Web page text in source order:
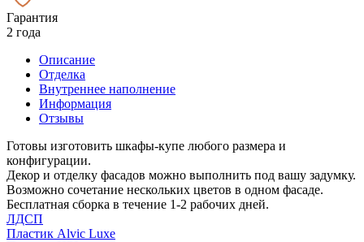
Гарантия
2 года
Описание
Отделка
Внутреннее наполнение
Информация
Отзывы
Готовы изготовить шкафы-купе любого размера и
конфигурации.
Декор и отделку фасадов можно выполнить под вашу задумку.
Возможно сочетание нескольких цветов в одном фасаде.
Бесплатная сборка в течение 1-2 рабочих дней.
ЛДСП
Пластик Alvic Luxe